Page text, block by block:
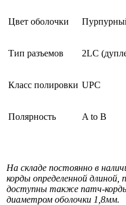
Цвет оболочки
Тип разъемов 2LC
Класс полировки UPC
Полярность A to B
На складе постоянно в
корды определенной
доступны также патч-
диаметром оболочки 1,8мм.